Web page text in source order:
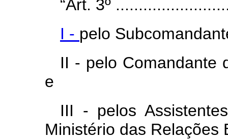
“Art. 3º
I - pelo
II - pelo Comandante
e
III - pelos
Ministério das Relações